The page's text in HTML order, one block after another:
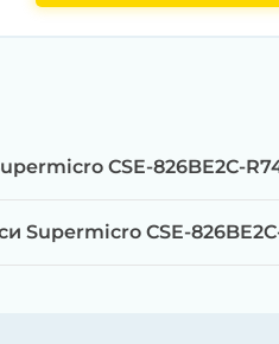
на
CSE-826BE2C-
CSE-